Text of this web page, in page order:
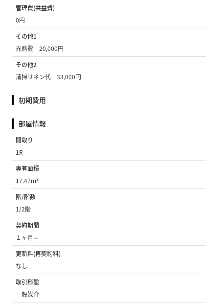
管理費(共益費)
0円
その他1
光熱費 20,000円
その他2
清掃リネン代 33,000円
初期費用
部屋情報
間取り
1R
専有面積
17.47m²
階/階数
1/2階
契約期間
１ヶ月～
更新料(再契約料)
なし
取引形態
一般媒介